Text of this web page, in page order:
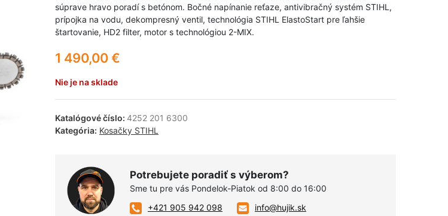
súprave hravo poradí s betónom. Bočné napínanie reťaze, antivibračný systém STIHL,
prípojka na vodu, dekompresný ventil, technológia STIHL ElastoStart pre ľahšie
štartovanie, HD2 filter, motor s technológiou 2-MIX.
1 490,00€
Nie je na sklade
Katalógové číslo: 4252 201 6300
Kategória: Kosačky STIHL
Potrebujete poradiť s výberom?
Sme tu pre vás Pondelok-Piatok od 8:00 do 16:00
+421 905 942 098
info@hujik.sk